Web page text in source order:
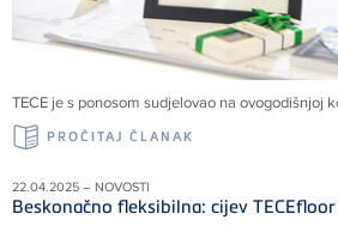
TECE je s ponosom sudjelovao na ovogodišnjoj
PROČITAJ ČLANAK
22.04.2025 – NOVOSTI
Beskonačno fleksibilna: cijev